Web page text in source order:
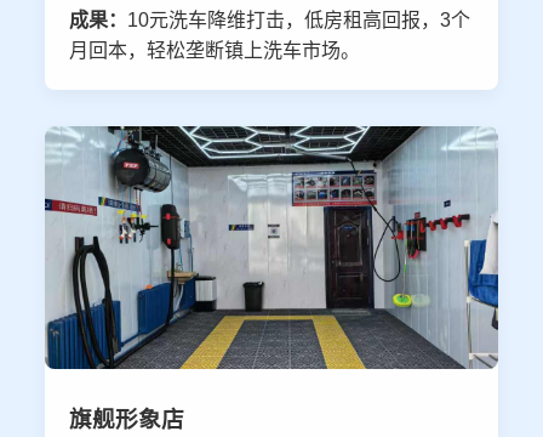
成果： 10元洗车降维打击，低房租高回报，3个
月回本，轻松垄断镇上洗车市场。
旗舰形象店